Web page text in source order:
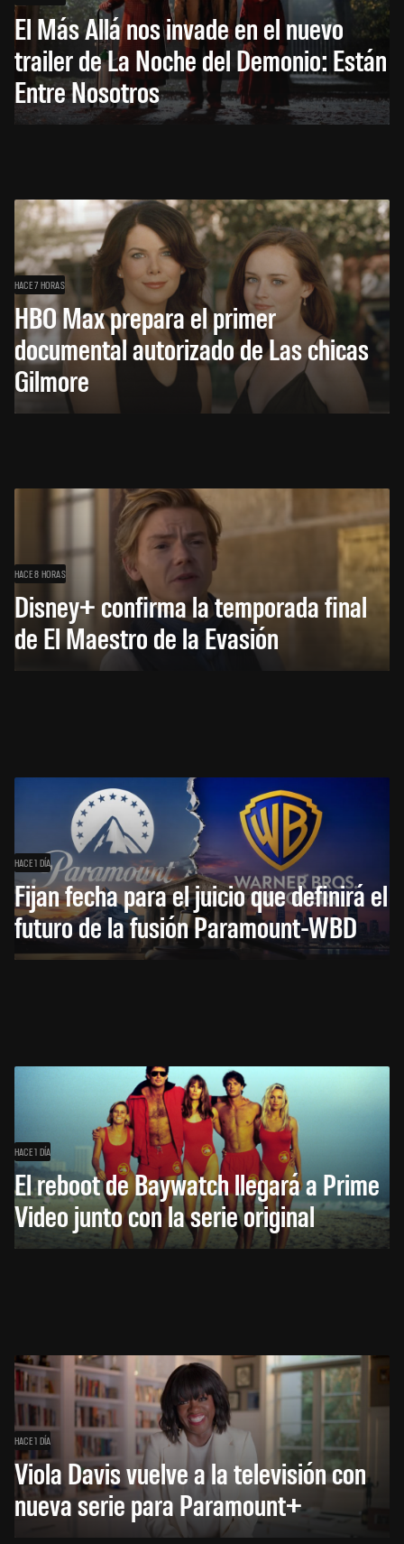
El Más Allá nos invade en el nuevo
trailer de La Noche del Demonio: Están
Entre Nosotros
HACE 7 HORAS
HBO Max prepara el primer
documental autorizado de Las chicas
Gilmore
HACE 8 HORAS
Disney+ confirma la temporada final
de El Maestro de la Evasión
HACE 1 DÍA
Fijan fecha para el juicio que definirá el
futuro de la fusión Paramount-WBD
HACE 1 DÍA
El reboot de Baywatch llegará a Prime
Video junto con la serie original
HACE 1 DÍA
Viola Davis vuelve a la televisión con
nueva serie para Paramount+